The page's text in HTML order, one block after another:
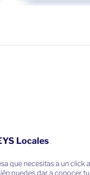
Locales
que necesitas a un click
puedes dar a conocer tu